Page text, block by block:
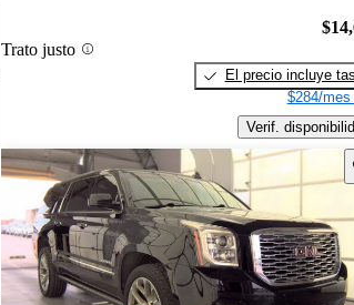
Trato justo
El precio incluye
$284/mes
Verif.